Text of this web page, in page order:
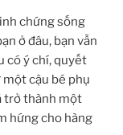
chứng sống
ở đâu, bạn vẫn
có ý chí, quyết
cậu bé phụ
trở thành một
hứng cho hàng